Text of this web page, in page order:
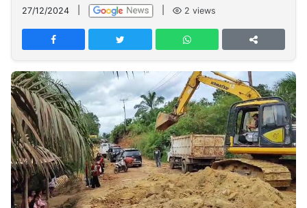
PT
TREETAN
MULTIMEDIA
INDONESIA
Partner
Insight
NTB
Suara
Time
Lens
IDN
Daily
Jogja
Jalan
Rakyat
Idealita
News
Kita
Notice
Dinamikapost.com
Radar
Baru
Seedbacklink
Follow
Kabarbaru
27/12/2024 2 views